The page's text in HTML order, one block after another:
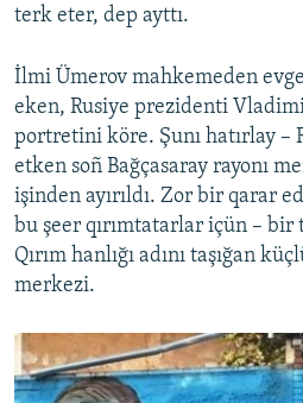
terk eter, dep ayttı.
İlmi Ümerov mahkemeden
eken, Rusiye prezidenti
portretini köre. Şunı hatırlay –
etken soñ Bağçasaray rayonı
işinden ayırıldı. Zor bir qarar
bu şeer qırımtatarlar içün –
Qırım hanlığı adını taşığan
merkezi.